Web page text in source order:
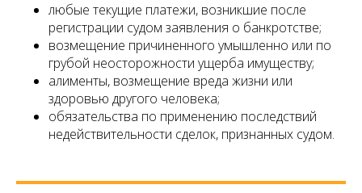
любые текущие платежи, возникшие после
регистрации судом заявления о банкротстве;
возмещение причиненного умышленно или по
грубой неосторожности ущерба имуществу;
алименты, возмещение вреда жизни или
здоровью другого человека;
обязательства по применению последствий
недействительности сделок, признанных судом.